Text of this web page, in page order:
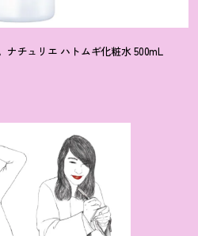
ナチュリエ ハトムギ化粧水 500mL